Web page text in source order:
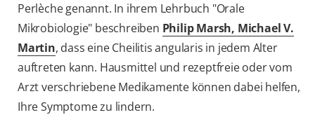
Perlèche genannt. In ihrem Lehrbuch "Orale
Mikrobiologie" beschreiben Philip Marsh, Michael V.
Martin, dass eine Cheilitis angularis in jedem Alter
auftreten kann. Hausmittel und rezeptfreie oder vom
Arzt verschriebene Medikamente können dabei helfen,
Ihre Symptome zu lindern.